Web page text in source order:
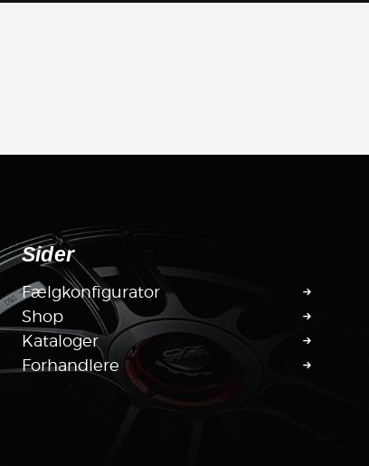
Sider
Fælgkonfigurator
Shop
Kataloger
Forhandlere